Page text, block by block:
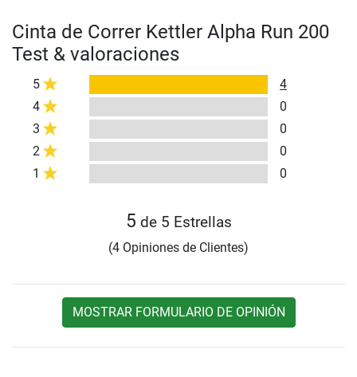
Cinta de Correr Kettler Alpha Run 200
Test & valoraciones
5
4
4
0
3
0
2
0
1
0
5 de 5 Estrellas
(4 Opiniones de Clientes)
MOSTRAR FORMULARIO DE OPINIÓN